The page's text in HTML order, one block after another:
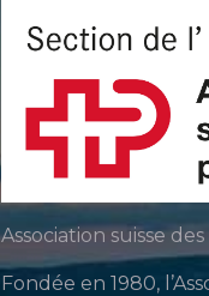
Association suisse
Fondée en 1980,